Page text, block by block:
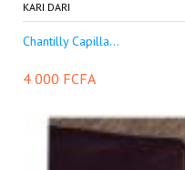
KARI DARI
Chantilly Capilla...
4 000 FCFA